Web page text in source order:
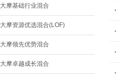
大摩基础行业混合
大摩资源优选混合(LOF)
大摩领先优势混合
大摩卓越成长混合